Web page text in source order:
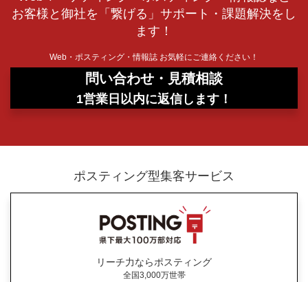
お客様と御社を「繋げる」サポート・課題解決をし
ます！
Web・ポスティング・情報誌 お気軽にご連絡ください！
問い合わせ・見積相談
1営業日以内に返信します！
ポスティング型集客サービス
リーチ力ならポスティング
全国3,000万世帯